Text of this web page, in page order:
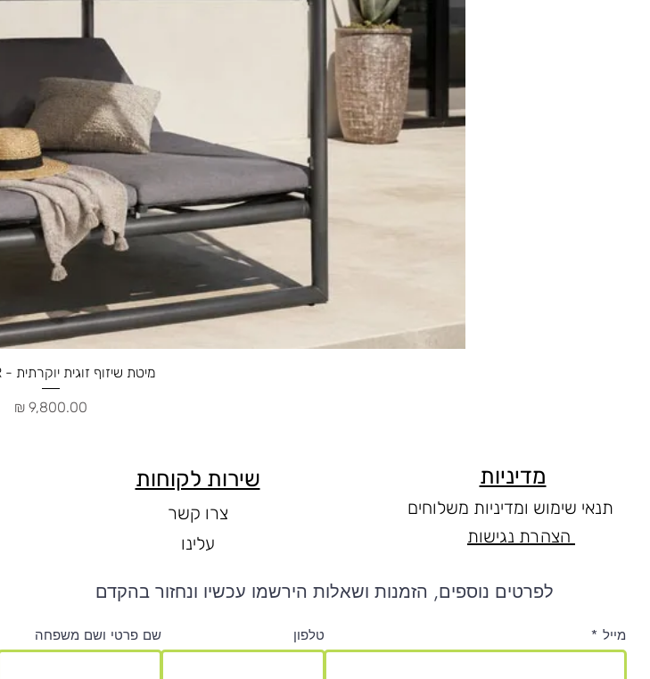
תצוגה מהירה
מיטת שיזוף זוגית יוקרתית - KONNOR
מחיר
שירות לקוחות
צרו קשר
עלינו
לפרטים נוספים, הזמנות ושאלות הירשמו עכשיו ונחזור בהקדם
שם פרטי ושם משפחה טלפון מייל
מדיניות
תנאי שימוש ומדיניות משלוחים